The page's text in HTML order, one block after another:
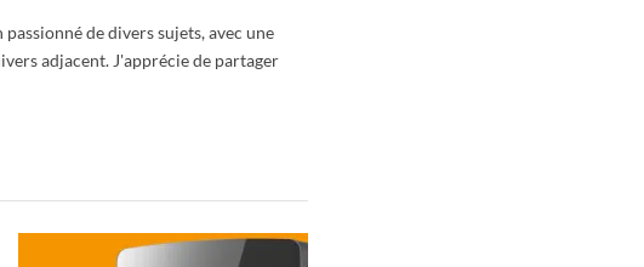
de divers sujets, avec une
adjacent. J'apprécie de partager